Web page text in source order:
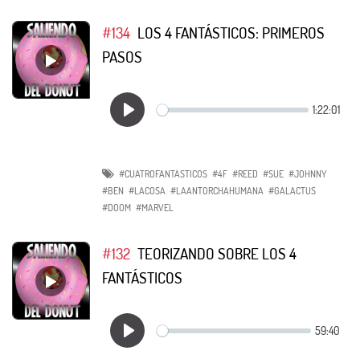
#134 LOS 4 FANTÁSTICOS: PRIMEROS
PASOS
#CUATROFANTASTICOS #4F #REED #SUE #JOHNNY
#BEN #LACOSA #LAANTORCHAHUMANA #GALACTUS
#DOOM #MARVEL
#132 TEORIZANDO SOBRE LOS 4
FANTÁSTICOS